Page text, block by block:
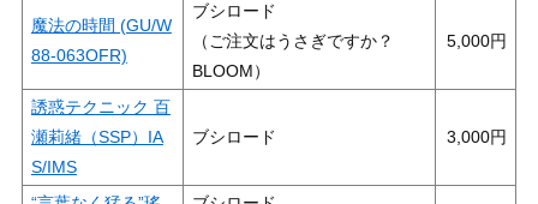
魔法の時間 (GU/W
88-063OFR)
ブシロード
（ご注文はうさぎですか？
BLOOM）
5,000
誘惑テクニック 百
瀬莉緒（SSP）IA
S/IMS
ブシロード 3,000